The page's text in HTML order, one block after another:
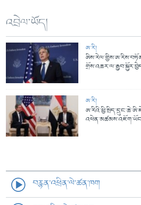
འབྲེལ་ཡོད།
ཨ་རི།
ཨ་རི།
བརྙན་འཕྲིན་ལེ་ཚན་ཁག